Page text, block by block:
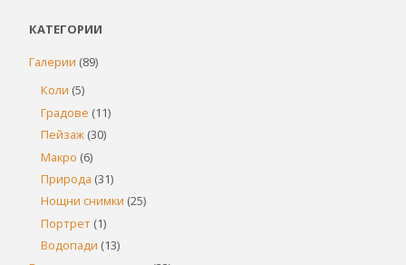
КАТЕГОРИИ
Галерии (89)
Коли (5)
Градове (11)
Пейзаж (30)
Макро (6)
Природа (31)
Нощни снимки (25)
Портрет (1)
Водопади (13)